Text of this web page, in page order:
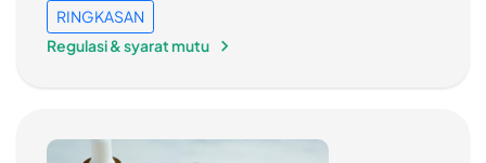
RINGKASAN
Regulasi & syarat mutu